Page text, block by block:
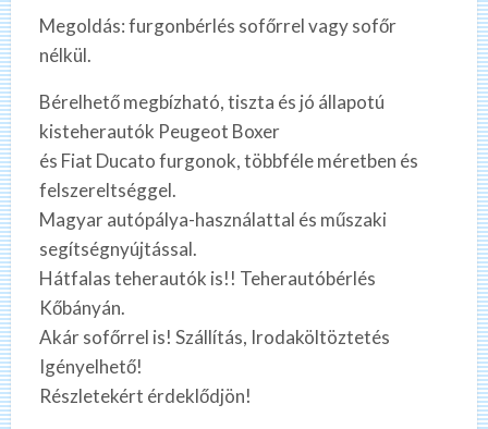
Megoldás: furgonbérlés sofőrrel vagy sofőr
nélkül.
Bérelhető megbízható, tiszta és jó állapotú
kisteherautók Peugeot Boxer
és Fiat Ducato furgonok, többféle méretben és
felszereltséggel.
Magyar autópálya-használattal és műszaki
segítségnyújtással.
Hátfalas teherautók is!! Teherautóbérlés
Kőbányán.
Akár sofőrrel is! Szállítás, Irodaköltöztetés
Igényelhető!
Részletekért érdeklődjön!